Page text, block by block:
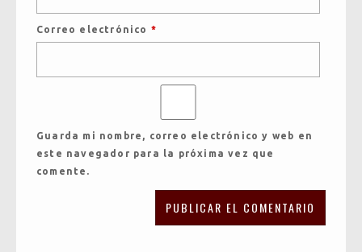
Correo electrónico *
Guarda mi nombre, correo electrónico y web en
este navegador para la próxima vez que
comente.